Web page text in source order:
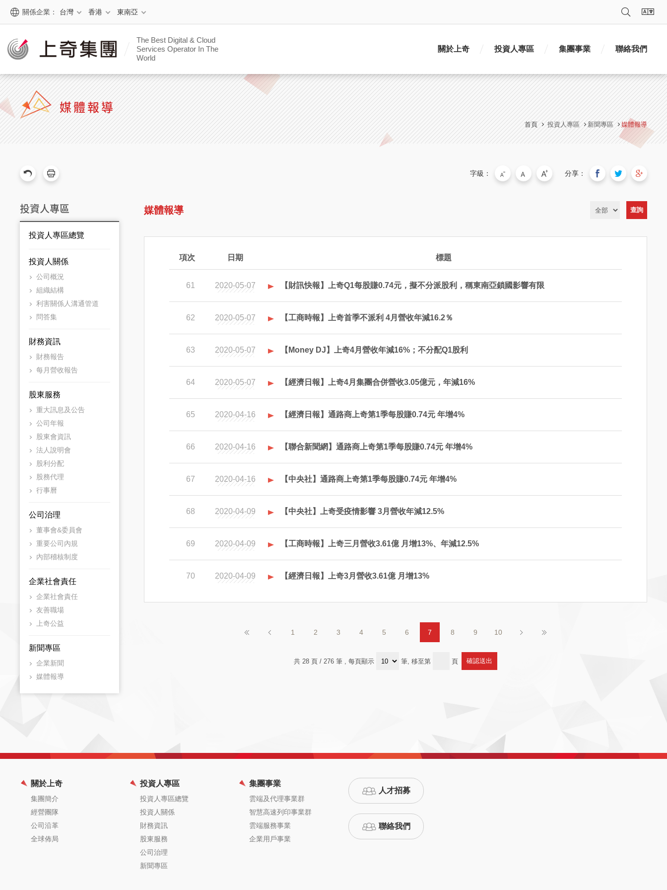
關係企業： 台灣 香港 東南亞
The Best Digital & Cloud
Services Operator In The
World
關於上奇 投資人專區 集團事業 聯絡我們
搜尋
媒體報導
首頁 投資人專區 新聞專區 媒體報導
字級： 分享：
投資人專區
投資人專區總覽
投資人關係
公司概況
組織結構
利害關係人溝通管道
問答集
財務資訊
財務報告
每月營收報告
股東服務
重大訊息及公告
公司年報
股東會資訊
法人說明會
股利分配
股務代理
行事曆
公司治理
董事會&委員會
重要公司內規
內部稽核制度
企業社會責任
企業社會責任
友善職場
上奇公益
新聞專區
企業新聞
媒體報導
媒體報導
項次 日期 標題
61 2020-05-07 【財訊快報】上奇Q1每股賺0.74元，擬不分派股利，稱東南亞鎖國影響有限
62 2020-05-07 【工商時報】上奇首季不派利 4月營收年減16.2％
63 2020-05-07 【Money DJ】上奇4月營收年減16%；不分配Q1股利
64 2020-05-07 【經濟日報】上奇4月集團合併營收3.05億元，年減16%
65 2020-04-16 【經濟日報】通路商上奇第1季每股賺0.74元 年增4%
66 2020-04-16 【聯合新聞網】通路商上奇第1季每股賺0.74元 年增4%
67 2020-04-16 【中央社】通路商上奇第1季每股賺0.74元 年增4%
68 2020-04-09 【中央社】上奇受疫情影響 3月營收年減12.5%
69 2020-04-09 【工商時報】上奇三月營收3.61億 月增13%、年減12.5%
70 2020-04-09 【經濟日報】上奇3月營收3.61億 月增13%
1 2 3 4 5 6 7 8 9 10
共 28 頁 / 276 筆 , 每頁顯示 筆, 移至第 頁
關於上奇
集團簡介
經營團隊
公司沿革
全球佈局
投資人專區
投資人專區總覽
投資人關係
財務資訊
股東服務
公司治理
新聞專區
集團事業
雲端及代理事業群
智慧高速列印事業群
雲端服務事業
企業用戶事業
人才招募
聯絡我們